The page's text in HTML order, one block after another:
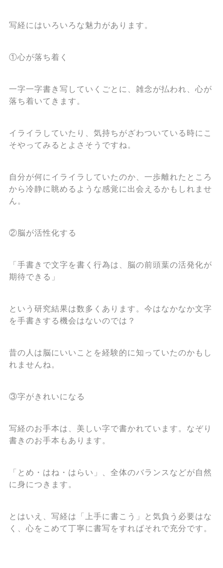
写経にはいろいろな魅力があります。
①心が落ち着く
一字一字書き写していくごとに、雑念が払われ、心が
落ち着いてきます。
イライラしていたり、気持ちがざわついている時にこ
そやってみるとよさそうですね。
自分が何にイライラしていたのか、一歩離れたところ
から冷静に眺めるような感覚に出会えるかもしれませ
ん。
②脳が活性化する
「手書きで文字を書く行為は、脳の前頭葉の活発化が
期待できる」
という研究結果は数多くあります。今はなかなか文字
を手書きする機会はないのでは？
昔の人は脳にいいことを経験的に知っていたのかもし
れませんね。
③字がきれいになる
写経のお手本は、美しい字で書かれています。なぞり
書きのお手本もあります。
「とめ・はね・はらい」、全体のバランスなどが自然
に身につきます。
とはいえ、写経は「上手に書こう」と気負う必要はな
く、心をこめて丁寧に書写をすればそれで充分です。